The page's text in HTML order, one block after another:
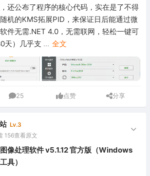
还公布了程序的核心代码，实在是了不得
机的KMS拓展PID，来保证日后能通过微
件无需.NET 4.0，无需联网，轻松一键可
天）几乎支 ... 全文
25 点赞 分享
Lv.3
156查看原文
像处理软件 v5.1.12 官方版（Windows
具）